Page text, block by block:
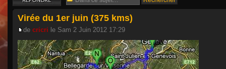
Virée du 1er juin (375 kms)
de cricri le Sam 2 Juin 2012 17:29